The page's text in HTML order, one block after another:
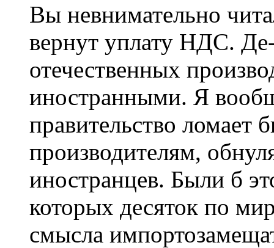
Вы невнимательно
вернут уплату НДС.
отечественных
иностранными. Я
правительство ломает
производителям,
иностранцев. Были б
которых десяток по
смысла